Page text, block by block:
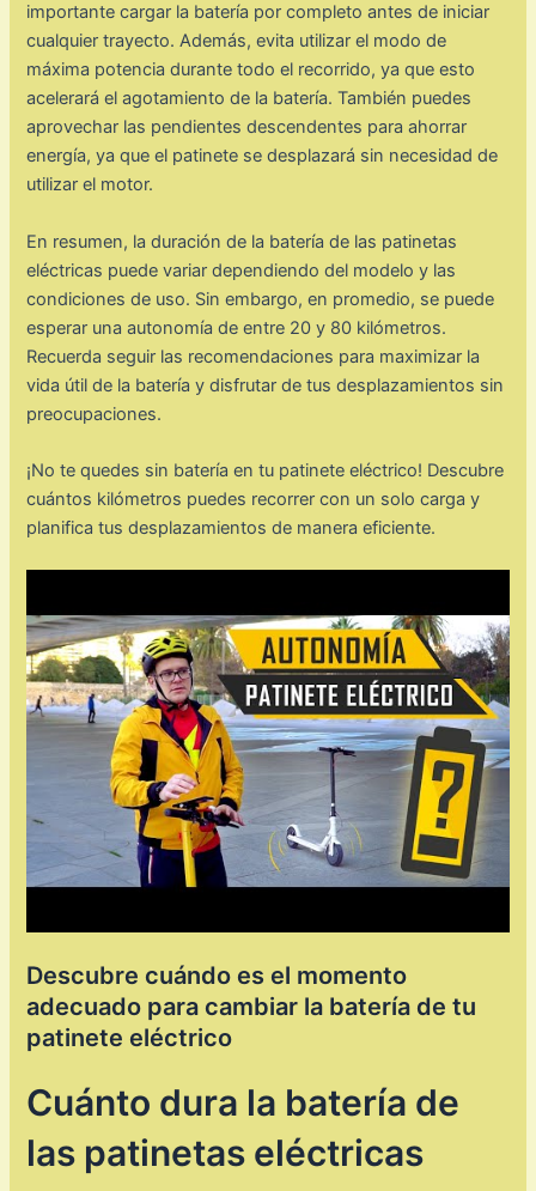
importante cargar la batería por completo antes de iniciar
cualquier trayecto. Además, evita utilizar el modo de
máxima potencia durante todo el recorrido, ya que esto
acelerará el agotamiento de la batería. También puedes
aprovechar las pendientes descendentes para ahorrar
energía, ya que el patinete se desplazará sin necesidad de
utilizar el motor.
En resumen, la duración de la batería de las patinetas
eléctricas puede variar dependiendo del modelo y las
condiciones de uso. Sin embargo, en promedio, se puede
esperar una autonomía de entre 20 y 80 kilómetros.
Recuerda seguir las recomendaciones para maximizar la
vida útil de la batería y disfrutar de tus desplazamientos sin
preocupaciones.
¡No te quedes sin batería en tu patinete eléctrico! Descubre
cuántos kilómetros puedes recorrer con un solo carga y
planifica tus desplazamientos de manera eficiente.
Descubre cuándo es el momento
adecuado para cambiar la batería de tu
patinete eléctrico
Cuánto dura la batería de
las patinetas eléctricas